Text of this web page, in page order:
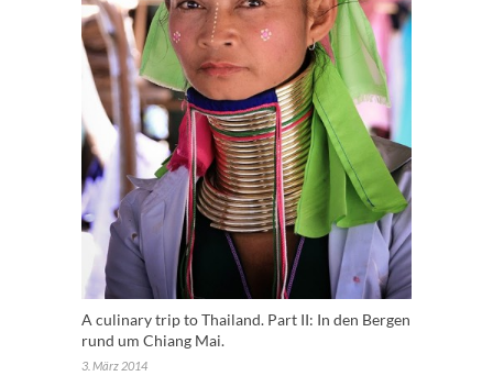
A culinary trip to Thailand. Part II: In den Bergen
rund um Chiang Mai.
3. März 2014